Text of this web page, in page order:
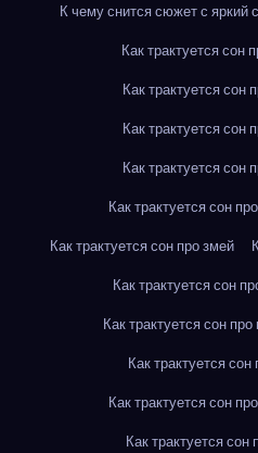
К чему снится сюжет с яркий
Как трактуется сон
Как трактуется сон
Как трактуется сон
Как трактуется сон
Как трактуется сон
Как трактуется сон про змей
Как трактуется сон
Как трактуется сон
Как трактуется
Как трактуется сон
Как трактуется